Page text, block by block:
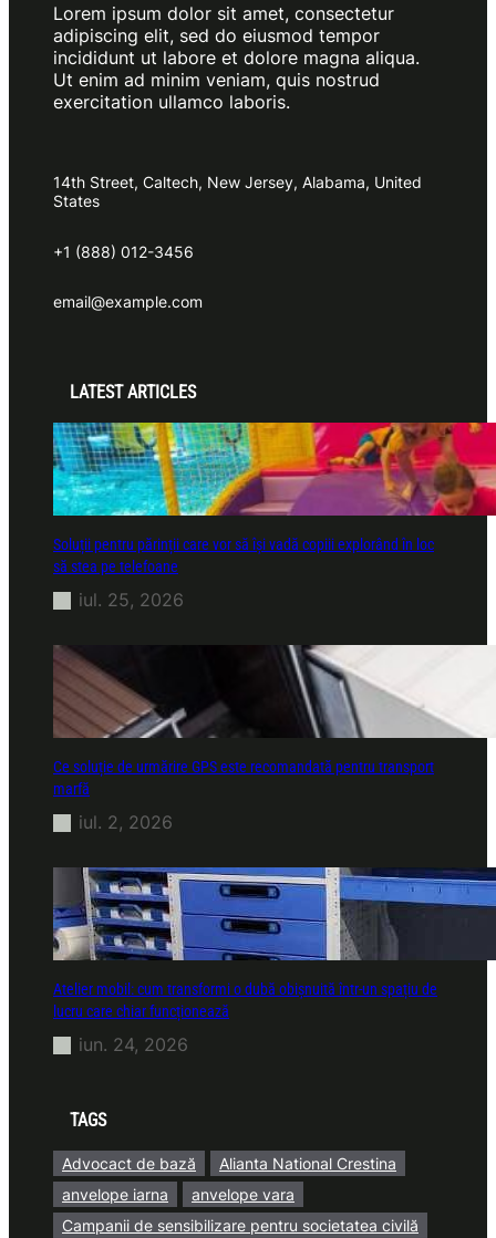
Lorem ipsum dolor sit amet, consectetur
adipiscing elit, sed do eiusmod tempor
incididunt ut labore et dolore magna aliqua.
Ut enim ad minim veniam, quis nostrud
exercitation ullamco laboris.
14th Street, Caltech, New Jersey, Alabama, United
States
+1 (888) 012-3456
email@example.com
LATEST ARTICLES
Soluții pentru părinții care vor să își vadă copiii explorând în loc
să stea pe telefoane
iul. 25, 2026
Ce soluție de urmărire GPS este recomandată pentru transport
marfă
iul. 2, 2026
Atelier mobil: cum transformi o dubă obișnuită într-un spațiu de
lucru care chiar funcționează
iun. 24, 2026
TAGS
Advocact de bază
Alianta National Crestina
anvelope iarna
anvelope vara
Campanii de sensibilizare pentru societatea civilă